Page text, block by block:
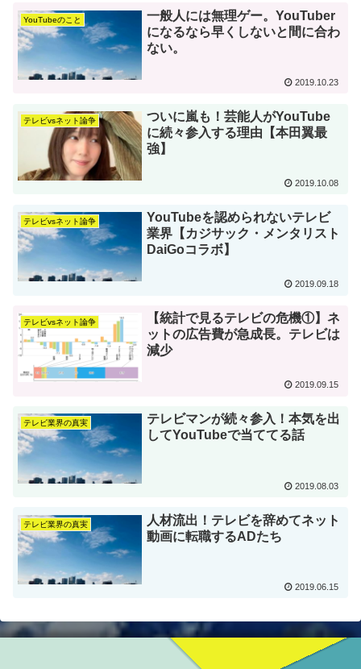
YouTubeのこと
一般人には無理ゲー。YouTuber
になるなら早くしないと間に合わ
ない。
2019.10.23
テレビvsネット論争
ついに嵐も！芸能人がYouTube
に続々参入する理由【本田翼最
強】
2019.10.08
テレビvsネット論争
YouTubeを認められないテレビ
業界【カジサック・メンタリスト
DaiGoコラボ】
2019.09.18
テレビvsネット論争
【統計で見るテレビの危機①】ネ
ットの広告費が急成長。テレビは
減少
2019.09.15
テレビ業界の真実
テレビマンが続々参入！本気を出
してYouTubeで当ててる話
2019.08.03
テレビ業界の真実
人材流出！テレビを辞めてネット
動画に転職するADたち
2019.06.15